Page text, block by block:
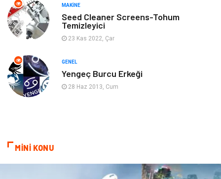
Gençlik & Eğlence
Mobilya
Evlilik Rehberi
Astroloji Keyfinizi Kaçırmayın
MAKINE
Seed Cleaner Screens-Tohum
Temizleyici
23 Kas 2022, Çar
GENEL
Yengeç Burcu Erkeği
28 Haz 2013, Cum
MİNİ KONU